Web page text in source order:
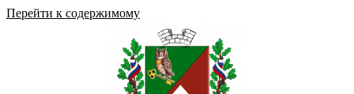
Перейти к содержимому